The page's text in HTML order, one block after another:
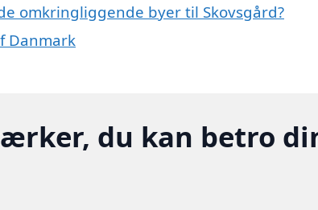
omkringliggende byer til Skovsgård?
Danmark
du kan betro